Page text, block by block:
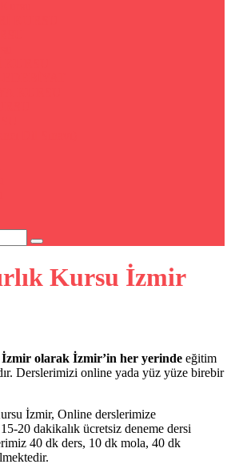
Kursu İzmir
olarak İzmir’in her yerinde eğitim
Derslerimizi online yada yüz yüze birebir
İzmir, Online derslerimize
20 dakikalık ücretsiz deneme dersi
40 dk ders, 10 dk mola, 40 dk